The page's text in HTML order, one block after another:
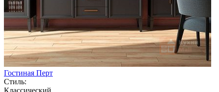
Гостиная Перт
Стиль:
Классический